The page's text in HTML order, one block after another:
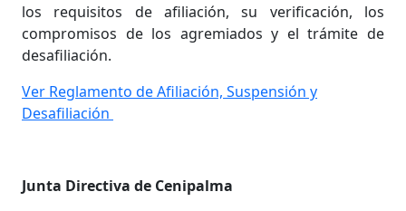
los requisitos de afiliación, su verificación, los
compromisos de los agremiados y el trámite de
desafiliación.
Ver Reglamento de Afiliación, Suspensión y
Desafiliación
Junta Directiva de Cenipalma